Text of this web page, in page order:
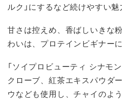
ルク」にするなど続けやすい魅
甘さは控えめ、香ばしいきな
わいは、プロテインビギナー
「ソイプロビューティ シナモ
クローブ、紅茶エキスパウダ
ウなども使用し、チャイのよう